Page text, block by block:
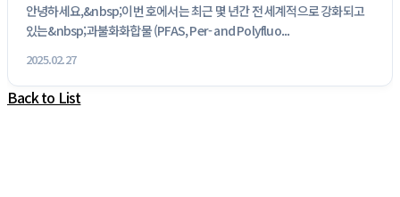
안녕하세요,&nbsp;이번 호에서는 최근 몇 년간 전 세계적으로 강화되고
있는&nbsp;과불화화합물 (PFAS, Per- and Polyfluo...
2025.02.27
Back to List